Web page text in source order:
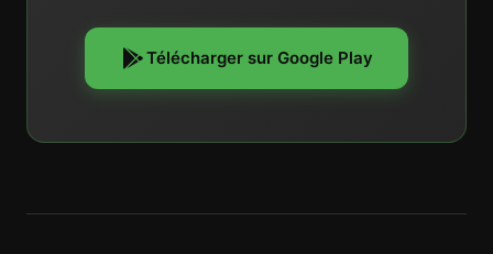
Télécharger sur Google Play